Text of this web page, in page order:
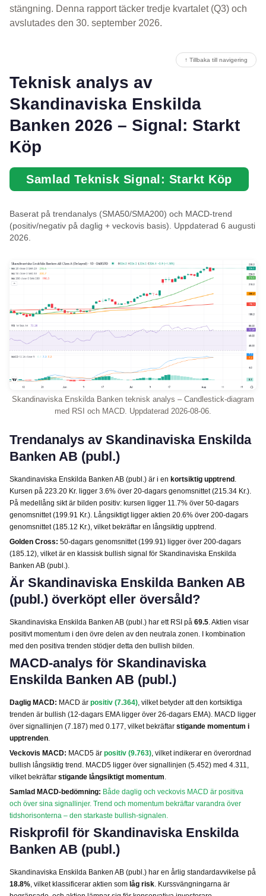
stängning. Denna rapport täcker tredje kvartalet (Q3) och
avslutades den 30. september 2026.
↑ Tillbaka till navigering
Teknisk analys av
Skandinaviska Enskilda
Banken 2026 – Signal: Starkt
Köp
Samlad Teknisk Signal: Starkt Köp
Baserat på trendanalys (SMA50/SMA200) och MACD-trend
(positiv/negativ på daglig + veckovis basis). Uppdaterad 6 augusti
2026.
Skandinaviska Enskilda Banken teknisk analys – Candlestick-diagram
med RSI och MACD. Uppdaterad 2026-08-06.
Trendanalys av Skandinaviska Enskilda
Banken AB (publ.)
Skandinaviska Enskilda Banken AB (publ.) är i en kortsiktig upptrend .
Kursen på 223.20 Kr. ligger 3.6% över 20-dagars genomsnittet (215.34 Kr.).
På medellång sikt är bilden positiv: kursen ligger 11.7% över 50-dagars
genomsnittet (199.91 Kr.). Långsiktigt ligger aktien 20.6% över 200-dagars
genomsnittet (185.12 Kr.), vilket bekräftar en långsiktig upptrend.
Golden Cross: 50-dagars genomsnittet (199.91) ligger över 200-dagars
(185.12), vilket är en klassisk bullish signal för Skandinaviska Enskilda
Banken AB (publ.).
Är Skandinaviska Enskilda Banken AB
(publ.) överköpt eller översåld?
Skandinaviska Enskilda Banken AB (publ.) har ett RSI på 69.5. Aktien visar
positivt momentum i den övre delen av den neutrala zonen. I kombination
med den positiva trenden stödjer detta den bullish bilden.
MACD-analys för Skandinaviska
Enskilda Banken AB (publ.)
Daglig MACD: MACD är positiv (7.364), vilket betyder att den kortsiktiga
trenden är bullish (12-dagars EMA ligger över 26-dagars EMA). MACD ligger
över signallinjen (7.187) med 0.177, vilket bekräftar stigande momentum i
upptrenden.
Veckovis MACD: MACD5 är positiv (9.763), vilket indikerar en överordnad
bullish långsiktig trend. MACD5 ligger över signallinjen (5.452) med 4.311,
vilket bekräftar stigande långsiktigt momentum.
Samlad MACD-bedömning: Både daglig och veckovis MACD är positiva
och över sina signallinjer. Trend och momentum bekräftar varandra över
tidshorisonterna – den starkaste bullish-signalen.
Riskprofil för Skandinaviska Enskilda
Banken AB (publ.)
Skandinaviska Enskilda Banken AB (publ.) har en årlig standardavvikelse på
18.8%, vilket klassificerar aktien som låg risk. Kurssvängningarna är